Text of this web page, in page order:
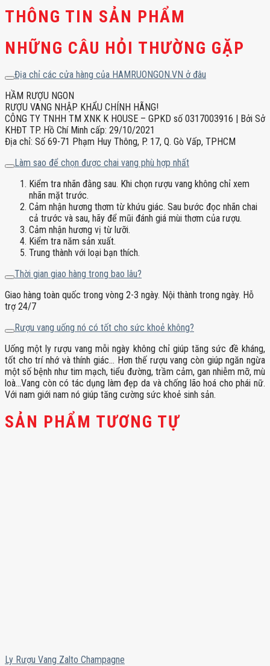
Sauvignon
Red
lượng
THÔNG TIN SẢN PHẨM
NHỮNG CÂU HỎI THƯỜNG GẶP
Địa chỉ các cửa hàng của HAMRUONGON.VN ở đâu
HẦM RƯỢU NGON
RƯỢU VANG NHẬP KHẨU CHÍNH HÃNG!
CÔNG TY TNHH TM XNK K HOUSE – GPKD số 0317003916 | Bởi Sở
KHĐT TP. Hồ Chí Minh cấp: 29/10/2021
Địa chỉ: Số 69-71 Phạm Huy Thông, P. 17, Q. Gò Vấp, TPHCM
Làm sao để chọn được chai vang phù hợp nhất
Kiểm tra nhãn đằng sau. Khi chọn rượu vang không chỉ xem
nhãn mặt trước.
Cảm nhận hương thơm từ khứu giác. Sau bước đọc nhãn chai
cả trước và sau, hãy để mũi đánh giá mùi thơm của rượu.
Cảm nhận hương vị từ lưỡi.
Kiểm tra năm sản xuất.
Trung thành với loại bạn thích.
Thời gian giao hàng trong bao lâu?
Giao hàng toàn quốc trong vòng 2-3 ngày. Nội thành trong ngày. Hỗ
trợ 24/7
Rượu vang uống nó có tốt cho sức khoẻ không?
Uống một ly rượu vang mỗi ngày không chỉ giúp tăng sức đề kháng,
tốt cho trí nhớ và thính giác… Hơn thế rượu vang còn giúp ngăn ngừa
một số bệnh như tim mạch, tiểu đường, trầm cảm, gan nhiễm mỡ, mù
loà…Vang còn có tác dụng làm đẹp da và chống lão hoá cho phái nữ.
Với nam giới nam nó giúp tăng cường sức khoẻ sinh sản.
SẢN PHẨM TƯƠNG TỰ
Ly Rượu Vang Zalto Champagne